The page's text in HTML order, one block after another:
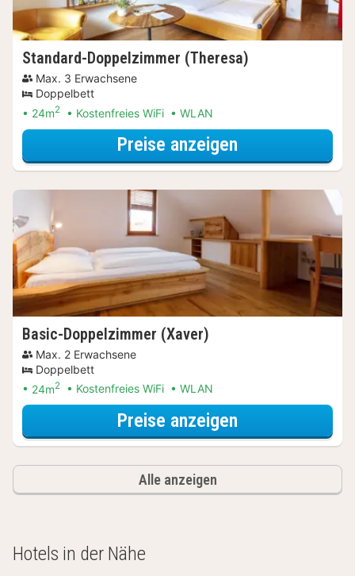
Standard-Doppelzimmer (Theresa)
Max. 3 Erwachsene
Doppelbett
24m2 Kostenfreies WiFi WLAN
Preise anzeigen
Basic-Doppelzimmer (Xaver)
Max. 2 Erwachsene
Doppelbett
24m2 Kostenfreies WiFi WLAN
Preise anzeigen
Alle anzeigen
Hotels in der Nähe